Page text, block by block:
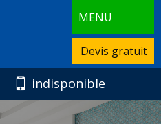
MENU
Devis gratuit
indisponible